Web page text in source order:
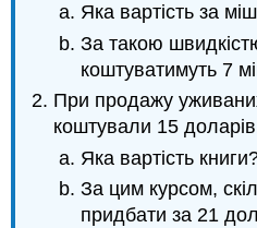
Яка вартість за
За такою
коштуватимуть 7
При продажу
коштували 15
Яка вартість
За цим курсом,
придбати за 21